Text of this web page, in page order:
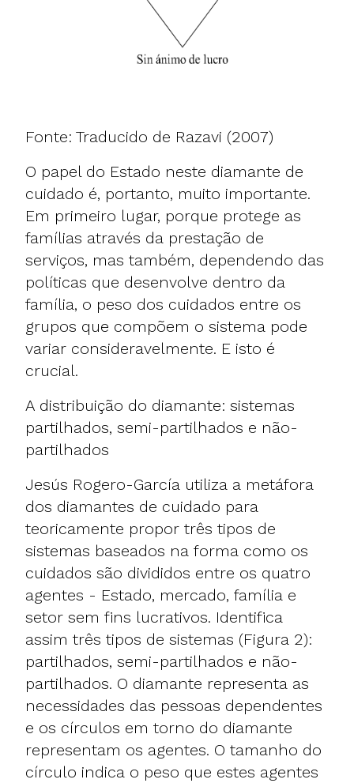
Fonte: Traducido de Razavi (2007)
O papel do Estado neste diamante de
cuidado é, portanto, muito importante.
Em primeiro lugar, porque protege as
famílias através da prestação de
serviços, mas também, dependendo das
políticas que desenvolve dentro da
família, o peso dos cuidados entre os
grupos que compõem o sistema pode
variar consideravelmente. E isto é
crucial.
A distribuição do diamante: sistemas
partilhados, semi-partilhados e não-
partilhados
Jesús Rogero-García utiliza a metáfora
dos diamantes de cuidado para
teoricamente propor três tipos de
sistemas baseados na forma como os
cuidados são divididos entre os quatro
agentes - Estado, mercado, família e
setor sem fins lucrativos. Identifica
assim três tipos de sistemas (Figura 2):
partilhados, semi-partilhados e não-
partilhados. O diamante representa as
necessidades das pessoas dependentes
e os círculos em torno do diamante
representam os agentes. O tamanho do
círculo indica o peso que estes agentes